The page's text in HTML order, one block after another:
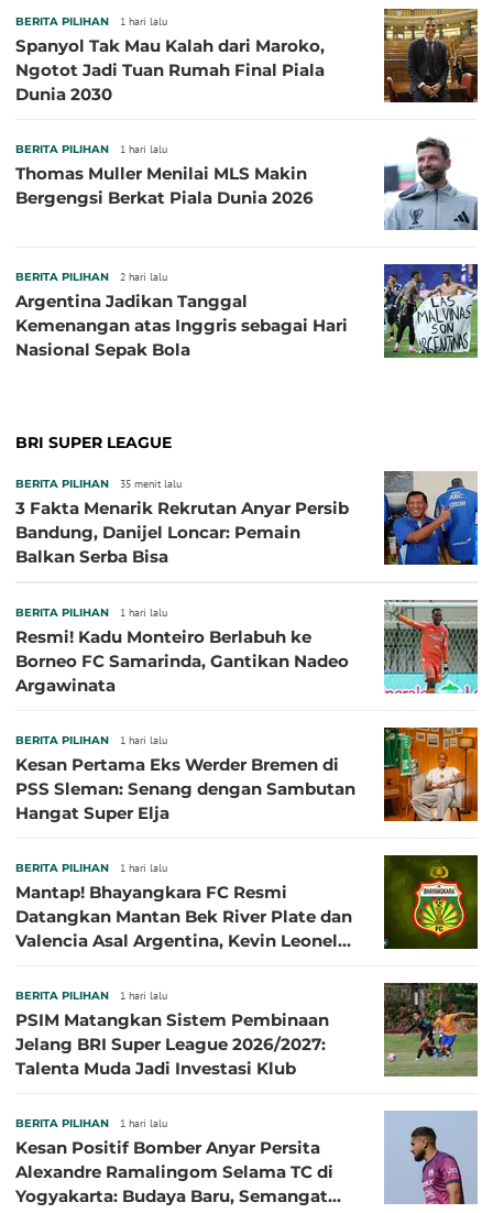
BERITA PILIHAN 1 hari lalu
Spanyol Tak Mau Kalah dari Maroko,
Ngotot Jadi Tuan Rumah Final Piala
Dunia 2030
BERITA PILIHAN 1 hari lalu
Thomas Muller Menilai MLS Makin
Bergengsi Berkat Piala Dunia 2026
BERITA PILIHAN 2 hari lalu
Argentina Jadikan Tanggal
Kemenangan atas Inggris sebagai Hari
Nasional Sepak Bola
BRI SUPER LEAGUE
BERITA PILIHAN 35 menit lalu
3 Fakta Menarik Rekrutan Anyar Persib
Bandung, Danijel Loncar: Pemain
Balkan Serba Bisa
BERITA PILIHAN 1 hari lalu
Resmi! Kadu Monteiro Berlabuh ke
Borneo FC Samarinda, Gantikan Nadeo
Argawinata
BERITA PILIHAN 1 hari lalu
Kesan Pertama Eks Werder Bremen di
PSS Sleman: Senang dengan Sambutan
Hangat Super Elja
BERITA PILIHAN 1 hari lalu
Mantap! Bhayangkara FC Resmi
Datangkan Mantan Bek River Plate dan
Valencia Asal Argentina, Kevin Leonel
BERITA PILIHAN 1 hari lalu
PSIM Matangkan Sistem Pembinaan
Jelang BRI Super League 2026/2027:
Talenta Muda Jadi Investasi Klub
BERITA PILIHAN 1 hari lalu
Kesan Positif Bomber Anyar Persita
Alexandre Ramalingom Selama TC di
Yogyakarta: Budaya Baru, Semangat